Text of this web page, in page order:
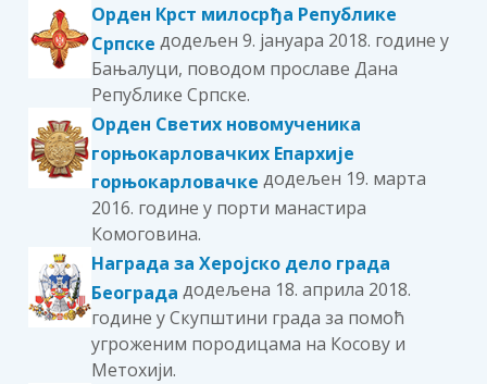
Орден Крст милосрђа Републике
Српске додељен 9. јануара 2018. године у
Бањалуци, поводом прославе Дана
Републике Српске.
Орден Светих новомученика
горњокарловачких Епархије
горњокарловачке додељен 19. марта
2016. године у порти манастира
Комоговина.
Награда за Херојско дело града
Београда додељена 18. априлa 2018.
године у Скупштини града за помоћ
угроженим породицама на Косову и
Метохији.